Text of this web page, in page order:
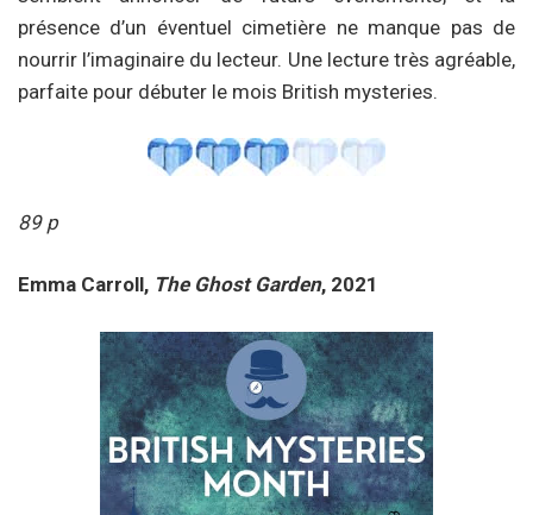
présence d’un éventuel cimetière ne manque pas de
nourrir l’imaginaire du lecteur. Une lecture très agréable,
parfaite pour débuter le mois British mysteries.
89 p
Emma Carroll, The Ghost Garden, 2021